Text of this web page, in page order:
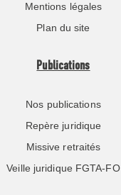
Mentions légales
Plan du site
Publications
Nos publications
Repère juridique
Missive retraités
Veille juridique FGTA-FO